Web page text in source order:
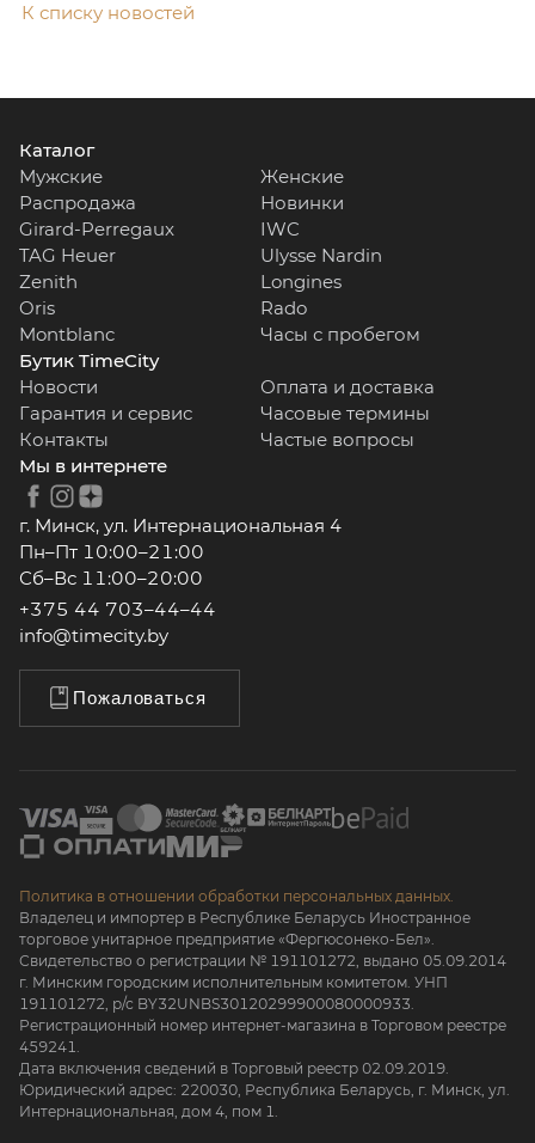
К списку новостей
Каталог
Мужские
Женские
Распродажа
Новинки
Girard-Perregaux
IWC
TAG Heuer
Ulysse Nardin
Zenith
Longines
Oris
Rado
Montblanc
Часы с пробегом
Бутик TimeCity
Новости
Оплата и доставка
Гарантия и сервис
Часовые термины
Контакты
Частые вопросы
Мы в интернете
г. Минск, ул. Интернациональная 4
Пн–Пт 10:00–21:00
Сб–Вс 11:00–20:00
+375 44 703–44–44
info@timecity.by
Пожаловаться
Политика в отношении обработки персональных данных.
Владелец и импортер в Республике Беларусь Иностранное
торговое унитарное предприятие «Фергюсонеко-Бел».
Свидетельство о регистрации № 191101272, выдано 05.09.2014
г. Минским городским исполнительным комитетом. УНП
191101272, р/с BY32UNBS30120299900080000933.
Регистрационный номер интернет-магазина в Торговом реестре
459241.
Дата включения сведений в Торговый реестр 02.09.2019.
Юридический адрес: 220030, Республика Беларусь, г. Минск, ул.
Интернациональная, дом 4, пом 1.